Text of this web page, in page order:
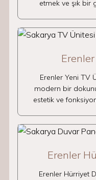
etmek ve şık
Erenler Yeni TV
modern bir
estetik ve
Erenler
Erenler Hürriyet